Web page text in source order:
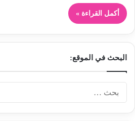
أكمل القراءة »
البحث في الموقع: